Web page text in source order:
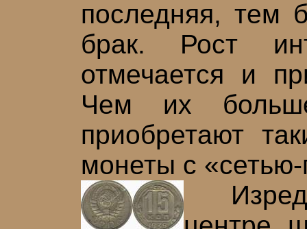
последняя, тем
брак. Рост
отмечается и
Чем их
приобретают
монеты с